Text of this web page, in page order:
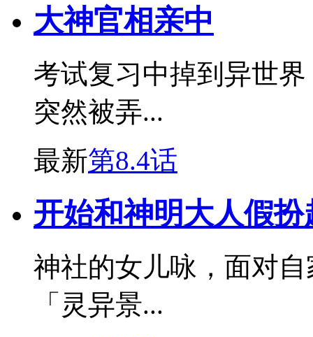
大神官相亲中
考试复习中掉到异世
突然被弄...
最新第8.4话
开始和神明大人假扮
神社的女儿咏，面对
「灵异景...